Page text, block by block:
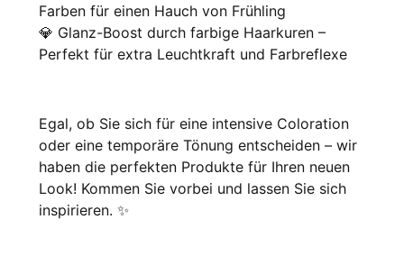
Farben für einen Hauch von Frühling
💎 Glanz-Boost durch farbige Haarkuren –
Perfekt für extra Leuchtkraft und Farbreflexe
Egal, ob Sie sich für eine intensive Coloration
oder eine temporäre Tönung entscheiden – wir
haben die perfekten Produkte für Ihren neuen
Look! Kommen Sie vorbei und lassen Sie sich
inspirieren. ✨